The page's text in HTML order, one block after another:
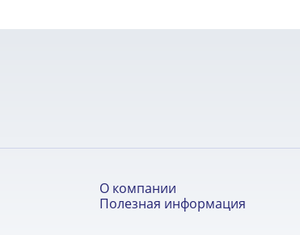
О компании
Полезная информация